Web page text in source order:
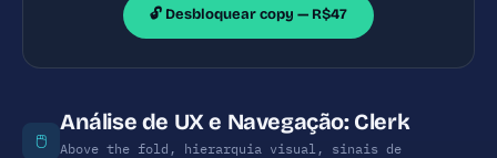
🔓 Desbloquear copy — R$47
🖱️
Análise de UX e Navegação: Clerk
Above the fold, hierarquia visual, sinais de